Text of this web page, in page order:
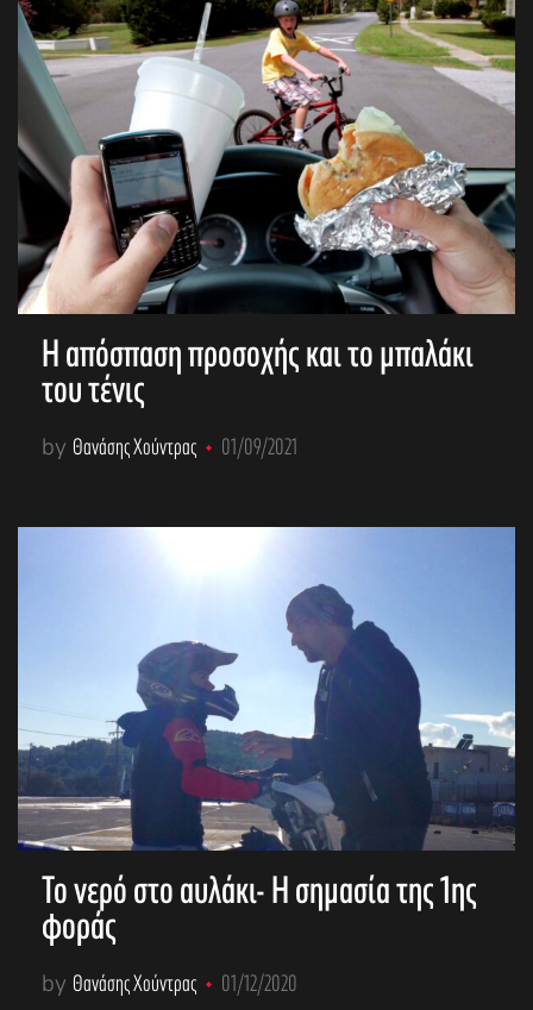
Η απόσπαση προσοχής και το μπαλάκι
του τένις
by Θανάσης Χούντρας 01/09/2021
Το νερό στο αυλάκι- Η σημασία της 1ης
φοράς
by Θανάσης Χούντρας 01/12/2020